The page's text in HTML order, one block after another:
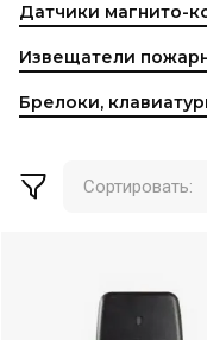
Датчики магнито-
Извещатели
Брелоки,
Сортировать: